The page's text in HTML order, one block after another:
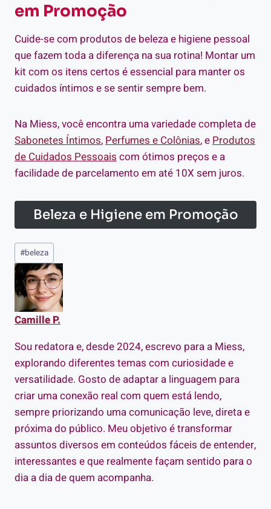
em Promoção
Cuide-se com produtos de beleza e higiene pessoal
que fazem toda a diferença na sua rotina! Montar um
kit com os itens certos é essencial para manter os
cuidados íntimos e se sentir sempre bem.
Na Miess, você encontra uma variedade completa de
Sabonetes Íntimos, Perfumes e Colônias, e Produtos
de Cuidados Pessoais com ótimos preços e a
facilidade de parcelamento em até 10X sem juros.
Beleza e Higiene em Promoção
Tags
do
Post:
#beleza
Camille P.
Sou redatora e, desde 2024, escrevo para a Miess,
explorando diferentes temas com curiosidade e
versatilidade. Gosto de adaptar a linguagem para
criar uma conexão real com quem está lendo,
sempre priorizando uma comunicação leve, direta e
próxima do público. Meu objetivo é transformar
assuntos diversos em conteúdos fáceis de entender,
interessantes e que realmente façam sentido para o
dia a dia de quem acompanha.